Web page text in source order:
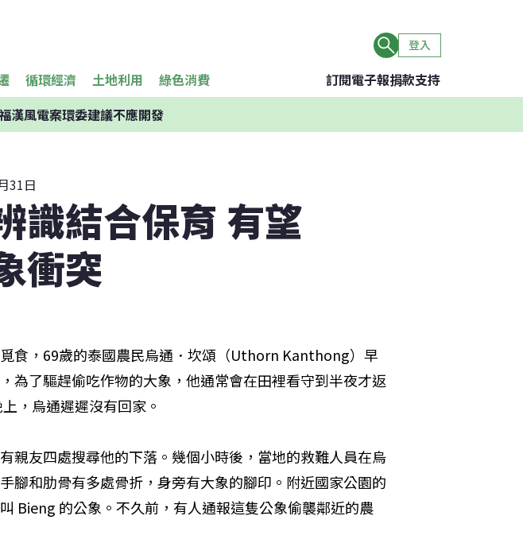
登入
循環經濟 土地利用 綠色消費 訂閱電子報捐款支持
漢風電案環委建議不應開發
31日
識結合保育 有望
衝突
食，69歲的泰國農民烏通．坎頌（Uthorn Kanthong）早
為了驅趕偷吃作物的大象，他通常會在田裡看守到半夜才返
，烏通遲遲沒有回家。
親友四處搜尋他的下落。幾個小時後，當地的救難人員在烏
腳和肋骨有多處骨折，身旁有大象的腳印。附近國家公園的
Bieng 的公象。不久前，有人通報這隻公象偷襲鄰近的農